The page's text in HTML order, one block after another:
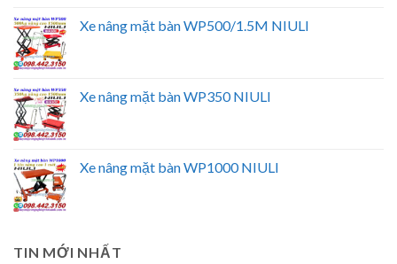
Xe nâng mặt bàn WP500/1.5M NIULI
Xe nâng mặt bàn WP350 NIULI
Xe nâng mặt bàn WP1000 NIULI
TIN MỚI NHẤT